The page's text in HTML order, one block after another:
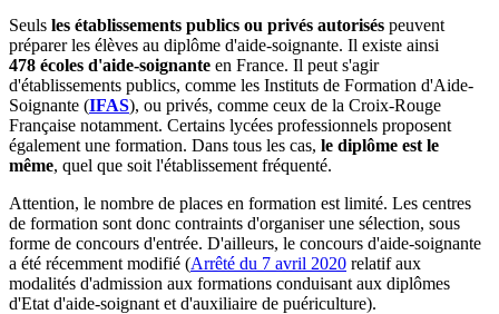
Seuls les établissements publics ou privés autorisés peuvent
préparer les élèves au diplôme d'aide-soignante. Il existe ainsi
478 écoles d'aide-soignante en France. Il peut s'agir
d'établissements publics, comme les Instituts de Formation d'Aide-
Soignante (IFAS), ou privés, comme ceux de la Croix-Rouge
Française notamment. Certains lycées professionnels proposent
également une formation. Dans tous les cas, le diplôme est le
même, quel que soit l'établissement fréquenté.
Attention, le nombre de places en formation est limité. Les centres
de formation sont donc contraints d'organiser une sélection, sous
forme de concours d'entrée. D'ailleurs, le concours d'aide-soignante
a été récemment modifié (Arrêté du 7 avril 2020 relatif aux
modalités d'admission aux formations conduisant aux diplômes
d'Etat d'aide-soignant et d'auxiliaire de puériculture).